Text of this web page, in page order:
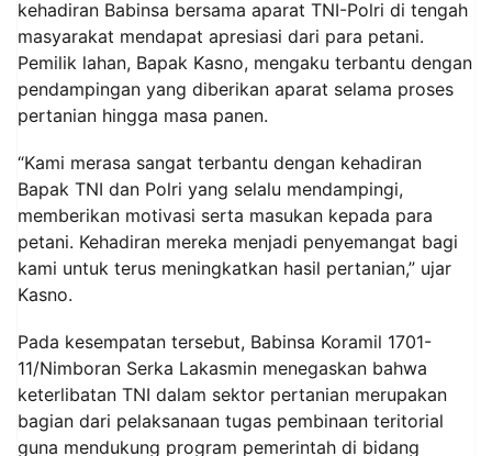
kehadiran Babinsa bersama aparat TNI-Polri di tengah
masyarakat mendapat apresiasi dari para petani.
Pemilik lahan, Bapak Kasno, mengaku terbantu dengan
pendampingan yang diberikan aparat selama proses
pertanian hingga masa panen.
“Kami merasa sangat terbantu dengan kehadiran
Bapak TNI dan Polri yang selalu mendampingi,
memberikan motivasi serta masukan kepada para
petani. Kehadiran mereka menjadi penyemangat bagi
kami untuk terus meningkatkan hasil pertanian,” ujar
Kasno.
Pada kesempatan tersebut, Babinsa Koramil 1701-
11/Nimboran Serka Lakasmin menegaskan bahwa
keterlibatan TNI dalam sektor pertanian merupakan
bagian dari pelaksanaan tugas pembinaan teritorial
guna mendukung program pemerintah di bidang